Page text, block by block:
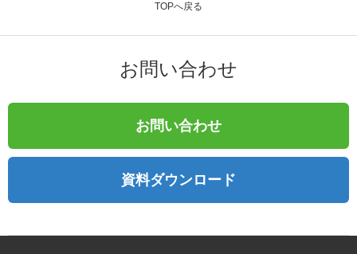
TOPへ戻る
お問い合わせ
お問い合わせ
資料ダウンロード